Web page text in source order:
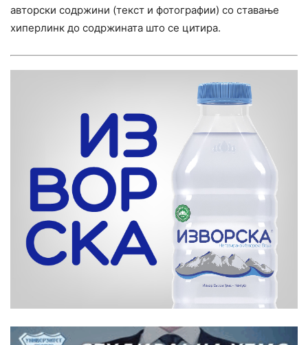
авторски содржини (текст и фотографии) со ставање
хиперлинк до содржината што се цитира.